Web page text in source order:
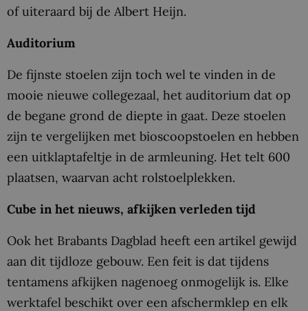
of uiteraard bij de Albert Heijn.
Auditorium
De fijnste stoelen zijn toch wel te vinden in de
mooie nieuwe collegezaal, het auditorium dat op
de begane grond de diepte in gaat. Deze stoelen
zijn te vergelijken met bioscoopstoelen en hebben
een uitklaptafeltje in de armleuning. Het telt 600
plaatsen, waarvan acht rolstoelplekken.
Cube in het nieuws, afkijken verleden tijd
Ook het Brabants Dagblad heeft een artikel gewijd
aan dit tijdloze gebouw. Een feit is dat tijdens
tentamens afkijken nagenoeg onmogelijk is. Elke
werktafel beschikt over een afschermklep en elk